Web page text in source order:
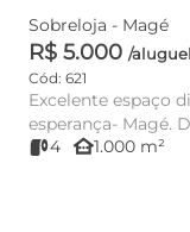
Sobreloja - Magé
R$ 5.000 /aluguel
Cód: 621
Excelente espaço
esperança- Magé. De frente para BR-493. **Localização
P...4 other_houses1.000 m²